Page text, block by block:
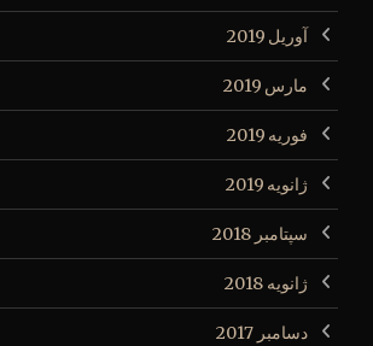
آوریل 2019
مارس 2019
فوریه 2019
ژانویه 2019
سپتامبر 2018
ژانویه 2018
دسامبر 2017